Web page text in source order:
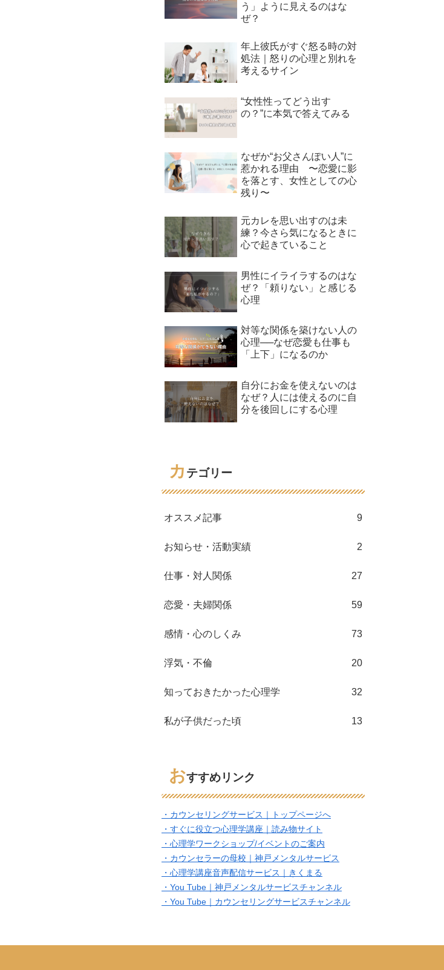
う」ように見えるのはな
ぜ？
年上彼氏がすぐ怒る時の対
処法｜怒りの心理と別れを
考えるサイン
“女性性ってどう出す
の？”に本気で答えてみる
なぜか“お父さんぽい人”に
惹かれる理由 〜恋愛に影
を落とす、女性としての心
残り〜
元カレを思い出すのは未
練？今さら気になるときに
心で起きていること
男性にイライラするのはな
ぜ？「頼りない」と感じる
心理
対等な関係を築けない人の
心理──なぜ恋愛も仕事も
「上下」になるのか
自分にお金を使えないのは
なぜ？人には使えるのに自
分を後回しにする心理
カ テゴリー
オススメ記事 9
お知らせ・活動実績 2
仕事・対人関係 27
恋愛・夫婦関係 59
感情・心のしくみ 73
浮気・不倫 20
知っておきたかった心理学 32
私が子供だった頃 13
おすすめリンク
・カウンセリングサービス｜トップページへ
・すぐに役立つ心理学講座｜読み物サイト
・心理学ワークショップ/イベントのご案内
・カウンセラーの母校｜神戸メンタルサービス
・心理学講座音声配信サービス｜きくまる
・You Tube｜神戸メンタルサービスチャンネル
・You Tube｜カウンセリングサービスチャンネル